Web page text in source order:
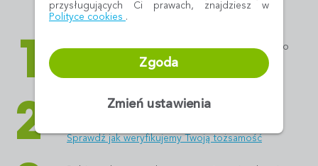
Jakie to proste?
1
Wybierasz partnera OneyRaty i produkt, którego
potrzebujesz. Dostosowujesz go do swoich
potrzeb.
2
Uzupełniasz formularz z danymi, potwierdzasz
Sprawdź jak weryfikujemy Twoją tożsamość
przysługujących Ci prawach, znajdziesz w
Polityce cookies (PDF, otwiera się w nowym oknie)
.
Zgoda
Zmień ustawienia